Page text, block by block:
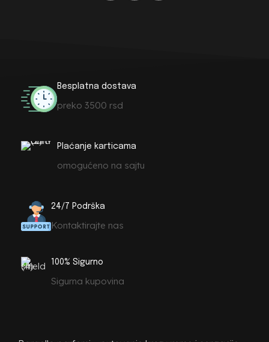
Besplatna dostava
preko 3500 rsd
Plaćanje karticama
omogućeno na sajtu
24/7 Podrška
Kontaktirajte nas
100% Sigurno
Sigurna kupovina